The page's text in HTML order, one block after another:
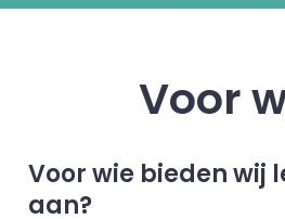
Voor
Voor wie bieden wij
aan?